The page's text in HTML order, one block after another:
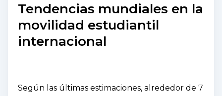
Tendencias mundiales en la
movilidad estudiantil
internacional
Según las últimas estimaciones, alrededor de 7